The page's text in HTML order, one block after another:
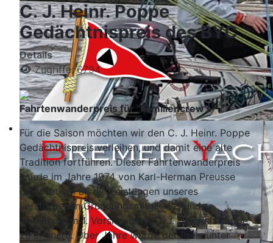
C. J. Heinr. Poppe
Gedächtnispreis des BYC
Details
Zugriffe: 6794
Fahrtenwanderpreis für "Familiencrew's"
Für die Saison möchten wir den C. J. Heinr. Poppe
Gedächtnispreis verleihen, und damit eine alte
Tradition fortführen. Dieser Fahrtenwanderpreis
wurde im Jahre 1974 von Karl-Herman Preusse
gestiftet um an die Leistungen unseres
verstorbenen Gründungsmitgliedes und
langjährigem 1. Vorsitzenden C. J. Heinrich Poppe
zu erinnern. Über Jahre wurde der Preis unter